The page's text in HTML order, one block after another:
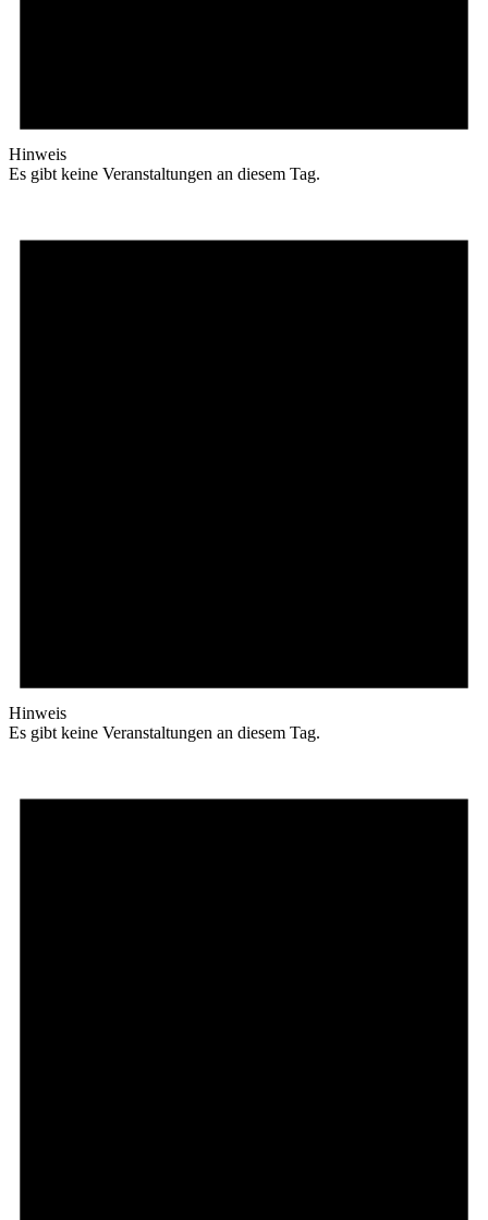
Hinweis
Es gibt keine Veranstaltungen an diesem Tag.
Hinweis
Es gibt keine Veranstaltungen an diesem Tag.